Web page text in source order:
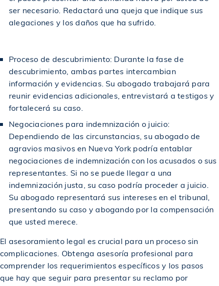
$1,495,000 Otorgado en un caso de accidente automovilístico
$1,500,000 Acuerdo en caso de accidente por resbalón y caída
$1,500,000
$1,500,000 Recuperado en un accidente de construcción
$1,500,000 Otorgado en un accidente de coche
$1,600,000
$1,637,500 Veredicto en un accidente por resbalón y caída
$1,650,000 Otorgado en un accidente de peatón
ser necesario. Redactará una queja que indique sus
alegaciones y los daños que ha sufrido.
Proceso de descubrimiento: Durante la fase de
descubrimiento, ambas partes intercambian
información y evidencias. Su abogado trabajará para
reunir evidencias adicionales, entrevistará a testigos y
fortalecerá su caso.
Negociaciones para indemnización o juicio:
Dependiendo de las circunstancias, su abogado de
agravios masivos en Nueva York podría entablar
negociaciones de indemnización con los acusados o sus
representantes. Si no se puede llegar a una
indemnización justa, su caso podría proceder a juicio.
Su abogado representará sus intereses en el tribunal,
presentando su caso y abogando por la compensación
que usted merece.
El asesoramiento legal es crucial para un proceso sin
complicaciones. Obtenga asesoría profesional para
comprender los requerimientos específicos y los pasos
que hay que seguir para presentar su reclamo por